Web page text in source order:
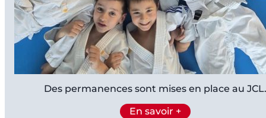
Des permanences sont mises en place au JCL.
En savoir +